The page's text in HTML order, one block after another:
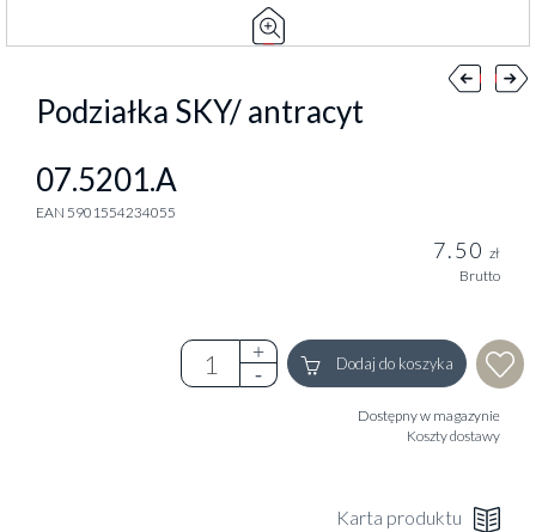
Podziałka SKY/ antracyt
07.5201.A
EAN 5901554234055
7.50 zł
Brutto
Dodaj do koszyka
Dostępny w magazynie
Koszty dostawy
Karta produktu